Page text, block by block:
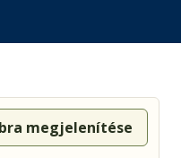
megjelenítése